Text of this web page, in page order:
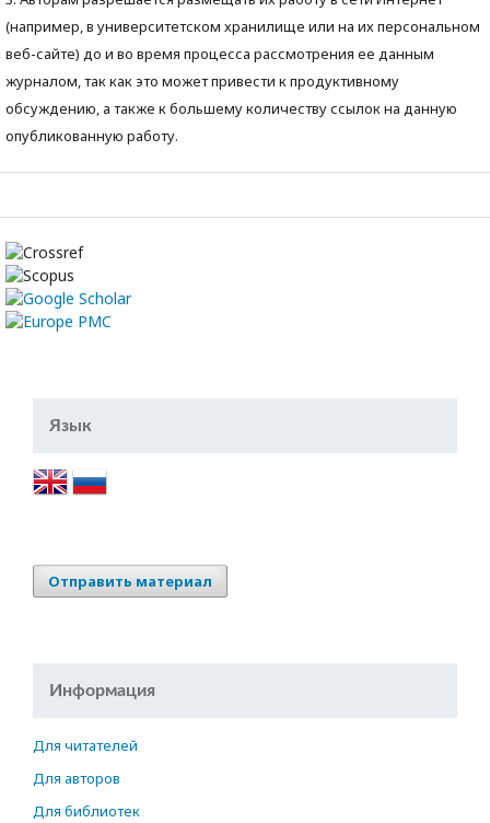
(например, в университетском хранилище или на их персональном
веб-сайте) до и во время процесса рассмотрения ее данным
журналом, так как это может привести к продуктивному
обсуждению, а также к большему количеству ссылок на данную
опубликованную работу.
Язык
Отправить материал
Информация
Для читателей
Для авторов
Для библиотек